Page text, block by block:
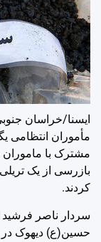
ایسنا/خراسان
مأموران انتظامی
مشترک با
کردند.
سردار ناصر فرشید
حسین(ع) دیهوک در